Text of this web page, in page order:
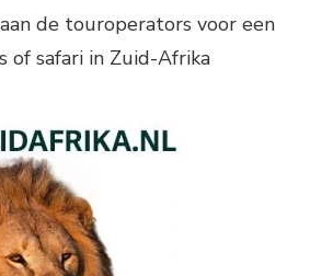
de touroperators voor een
of safari in Zuid-Afrika